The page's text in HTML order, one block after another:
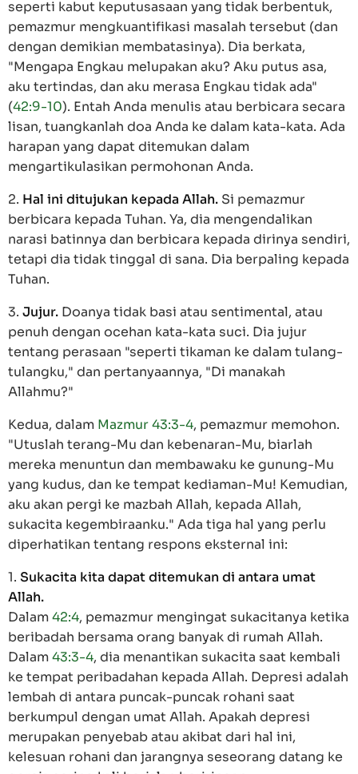
seperti kabut keputusasaan yang tidak berbentuk,
pemazmur mengkuantifikasi masalah tersebut (dan
dengan demikian membatasinya). Dia berkata,
"Mengapa Engkau melupakan aku? Aku putus asa,
aku tertindas, dan aku merasa Engkau tidak ada"
(42:9-10). Entah Anda menulis atau berbicara secara
lisan, tuangkanlah doa Anda ke dalam kata-kata. Ada
harapan yang dapat ditemukan dalam
mengartikulasikan permohonan Anda.
2. Hal ini ditujukan kepada Allah. Si pemazmur
berbicara kepada Tuhan. Ya, dia mengendalikan
narasi batinnya dan berbicara kepada dirinya sendiri,
tetapi dia tidak tinggal di sana. Dia berpaling kepada
Tuhan.
3. Jujur. Doanya tidak basi atau sentimental, atau
penuh dengan ocehan kata-kata suci. Dia jujur
tentang perasaan "seperti tikaman ke dalam tulang-
tulangku," dan pertanyaannya, "Di manakah
Allahmu?"
Kedua, dalam Mazmur 43:3-4, pemazmur memohon.
"Utuslah terang-Mu dan kebenaran-Mu, biarlah
mereka menuntun dan membawaku ke gunung-Mu
yang kudus, dan ke tempat kediaman-Mu! Kemudian,
aku akan pergi ke mazbah Allah, kepada Allah,
sukacita kegembiraanku." Ada tiga hal yang perlu
diperhatikan tentang respons eksternal ini:
1. Sukacita kita dapat ditemukan di antara umat
Allah.
Dalam42:4, pemazmur mengingat sukacitanya ketika
beribadah bersama orang banyak di rumah Allah.
Dalam43:3-4, dia menantikan sukacita saat kembali
ke tempat peribadahan kepada Allah. Depresi adalah
lembah di antara puncak-puncak rohani saat
berkumpul dengan umat Allah. Apakah depresi
merupakan penyebab atau akibat dari hal ini,
kelesuan rohani dan jarangnya seseorang datang ke